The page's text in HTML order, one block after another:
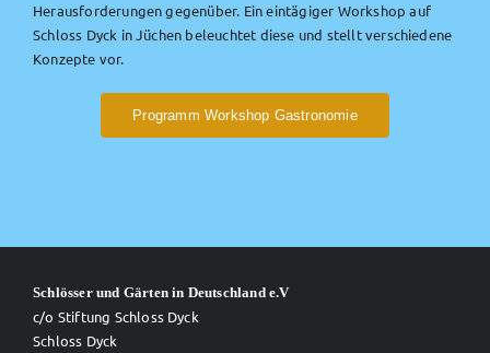
Herausforderungen gegenüber. Ein eintägiger Workshop auf
Schloss Dyck in Jüchen beleuchtet diese und stellt verschiedene
Konzepte vor.
Programm Workshop Gastronomie
Schlösser und Gärten in Deutschland e.V
c/o Stiftung Schloss Dyck
Schloss Dyck